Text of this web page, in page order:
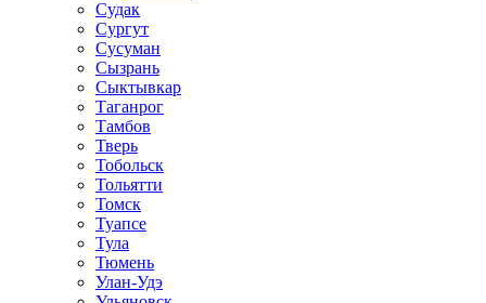
Судак
Сургут
Сусуман
Сызрань
Сыктывкар
Таганрог
Тамбов
Тверь
Тобольск
Тольятти
Томск
Туапсе
Тула
Тюмень
Улан-Удэ